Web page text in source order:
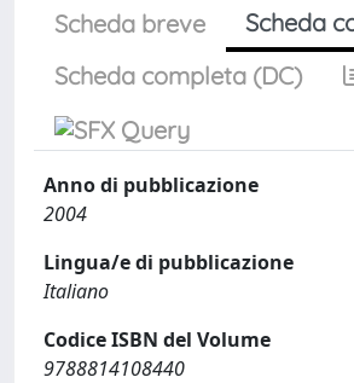
Scheda breve
Scheda
Scheda completa (DC)
Anno di pubblicazione
2004
Lingua/e di pubblicazione
Italiano
Codice ISBN del Volume
9788814108440